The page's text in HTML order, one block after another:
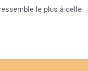
le plus à celle